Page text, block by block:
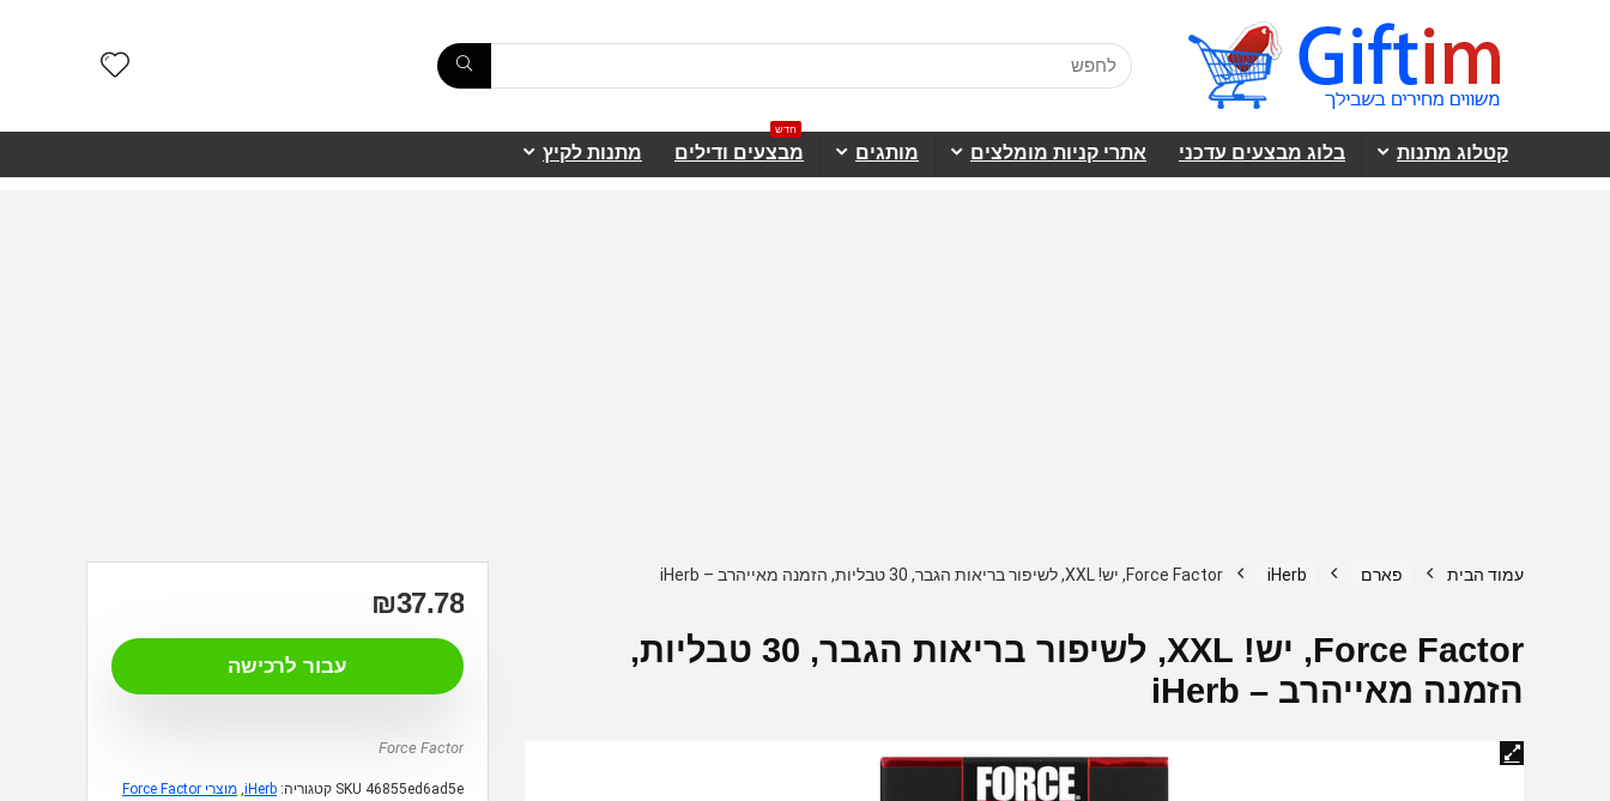
קטלוג מתנות בלוג מבצעים עדכני אתרי קניות מומלצים מותגים מבצעים ודילים
חדש
מתנות לקיץ
עמוד הבית פארם iHerb Force Factor‏, יש! XXL, לשיפור בריאות הגבר, 30 טבליות, הזמנה מאייהרב – iHerb
Force Factor‏, יש! XXL, לשיפור בריאות הגבר, 30 טבליות,
הזמנה מאייהרב – iHerb
₪37.78
עבור לרכישה
Force Factor
SKU 46855ed6ad5e קטגוריה: iHerb
,
מוצרי Force Factor